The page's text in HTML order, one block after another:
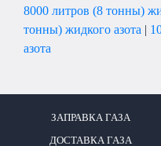
8000 литров (8 тонны)
тонны) жидкого азота |
азота
ЗАПРАВКА ГАЗА
ДОСТАВКА ГАЗА